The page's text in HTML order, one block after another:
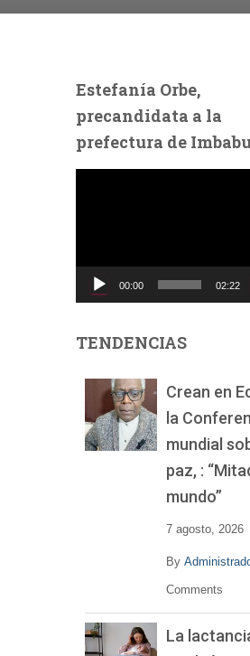
Estefanía Orbe,
precandidata a la
prefectura de
t
00:00 02:22
TENDENCIAS
Crean en
la
mundial
paz, :
mundo”
7 agosto, 2026
By
Comments
La